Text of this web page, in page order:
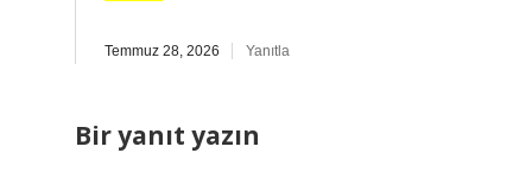
Temmuz 28, 2026 Yanıtla
Bir yanıt yazın